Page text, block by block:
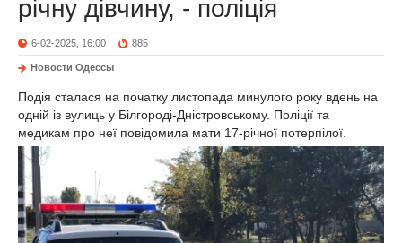
річну дівчину, - поліція
6-02-2025, 16:00 885
Новости Одессы
Подія сталася на початку листопада минулого року вдень на
одній із вулиць у Білгороді-Дністровському. Поліції та
медикам про неї повідомила мати 17-річної потерпілої.